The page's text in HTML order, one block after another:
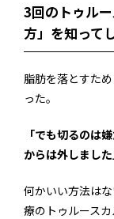
3回のトゥル
方」を知って
脂肪を落とすた
った。
「でも切るのは
からは外しました
何かいい方法は
療のトゥルース